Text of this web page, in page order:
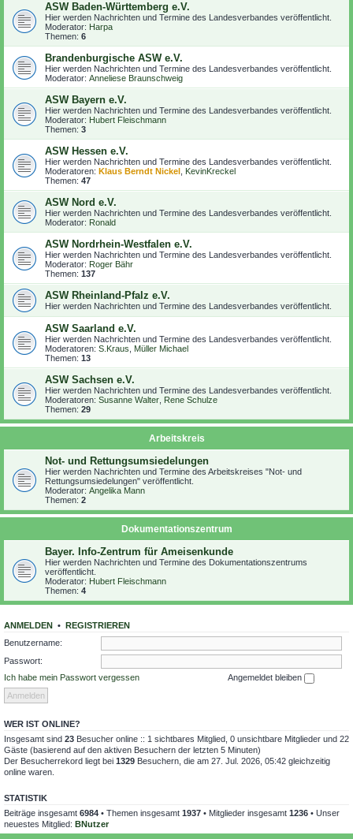
ASW Baden-Württemberg e.V.
Hier werden Nachrichten und Termine des Landesverbandes veröffentlicht.
Moderator: Harpa
Themen: 6
Brandenburgische ASW e.V.
Hier werden Nachrichten und Termine des Landesverbandes veröffentlicht.
Moderator: Anneliese Braunschweig
ASW Bayern e.V.
Hier werden Nachrichten und Termine des Landesverbandes veröffentlicht.
Moderator: Hubert Fleischmann
Themen: 3
ASW Hessen e.V.
Hier werden Nachrichten und Termine des Landesverbandes veröffentlicht.
Moderatoren: Klaus Berndt Nickel KevinKreckel
Themen: 47
ASW Nord e.V.
Hier werden Nachrichten und Termine des Landesverbandes veröffentlicht.
Moderator: Ronald
ASW Nordrhein-Westfalen e.V.
Hier werden Nachrichten und Termine des Landesverbandes veröffentlicht.
Moderator: Roger Bähr
Themen: 137
ASW Rheinland-Pfalz e.V.
Hier werden Nachrichten und Termine des Landesverbandes veröffentlicht.
ASW Saarland e.V.
Hier werden Nachrichten und Termine des Landesverbandes veröffentlicht.
Moderatoren: S.Kraus
Müller Michael
Themen: 13
ASW Sachsen e.V.
Hier werden Nachrichten und Termine des Landesverbandes veröffentlicht.
Moderatoren: Susanne Walter Rene Schulze
Themen: 29
Arbeitskreis
Not- und Rettungsumsiedelungen
Hier werden Nachrichten und Termine des Arbeitskreises "Not- und
Rettungsumsiedelungen" veröffentlicht.
Moderator: Angelika Mann
Themen: 2
Dokumentationszentrum
Bayer. Info-Zentrum für Ameisenkunde
Hier werden Nachrichten und Termine des Dokumentationszentrums
veröffentlicht.
Moderator: Hubert Fleischmann
Themen: 4
ANMELDEN • REGISTRIEREN
Benutzername:
Passwort:
Ich habe mein Passwort vergessen
Angemeldet bleiben
WER IST ONLINE?
Insgesamt sind 23 Besucher online :: 1 sichtbares Mitglied, 0 unsichtbare Mitglieder und 22
Gäste (basierend auf den aktiven Besuchern der letzten 5 Minuten)
Der Besucherrekord liegt bei 1329 Besuchern, die am 27. Jul. 2026, 05:42 gleichzeitig
online waren.
STATISTIK
Beiträge insgesamt 6984 • Themen insgesamt 1937 • Mitglieder insgesamt 1236 • Unser
neuestes Mitglied: BNutzer